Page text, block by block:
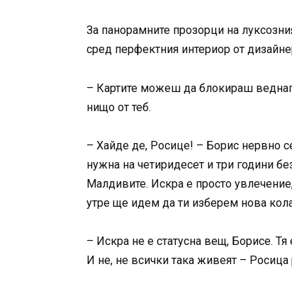
За панорамните прозорци на
сред перфектния интериор от
– Картите можеш да блокираш
нищо от теб.
– Хайде де, Росице! – Борис нервно
нужна на четиридесет и три години
Малдивите. Искра е просто
утре ще идем да ти изберем нова
– Искра не е статусна вещ, Борисе.
И не, не всички така живеят – Росица